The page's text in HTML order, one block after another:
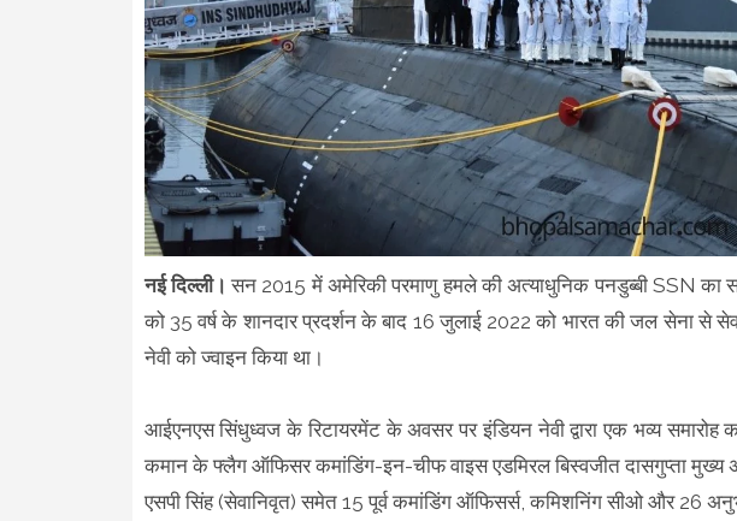
नई दिल्ली। सन 2015 में अमेरिकी परमाणु हमले की अत्याधुनिक पनडुब्बी SSN का
को 35 वर्ष के शानदार प्रदर्शन के बाद 16 जुलाई 2022 को भारत की जल सेना से
नेवी को ज्वाइन किया था।
आईएनएस सिंधुध्वज के रिटायरमेंट के अवसर पर इंडियन नेवी द्वारा एक भव्य समारोह
कमान के फ्लैग ऑफिसर कमांडिंग-इन-चीफ वाइस एडमिरल बिस्वजीत दासगुप्ता मुख्य
एसपी सिंह (सेवानिवृत) समेत 15 पूर्व कमांडिंग ऑफिसर्स, कमिशनिंग सीओ और 26